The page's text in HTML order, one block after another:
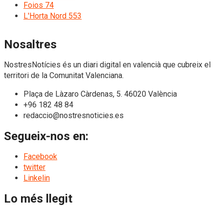
Foios 74
L'Horta Nord 553
Nosaltres
NostresNotícies és un diari digital en valencià que cubreix el
territori de la Comunitat Valenciana.
Plaça de Làzaro Càrdenas, 5. 46020 València
+96 182 48 84
redaccio@nostresnoticies.es
Segueix-nos en:
Facebook
twitter
Linkelin
Lo més llegit